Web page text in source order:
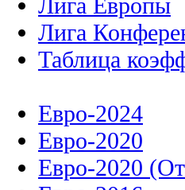
Лига
Таблица
Евро-2024
Евро-2020
Евро-2020